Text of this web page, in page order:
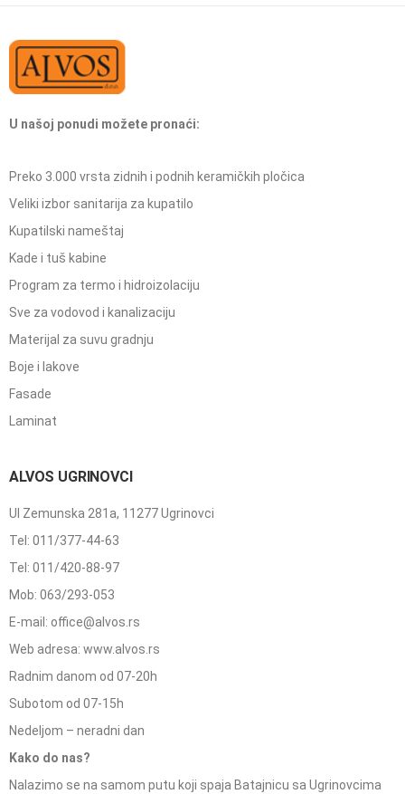
U našoj ponudi možete pronaći:
Preko 3.000 vrsta zidnih i podnih keramičkih pločica
Veliki izbor sanitarija za kupatilo
Kupatilski nameštaj
Kade i tuš kabine
Program za termo i hidroizolaciju
Sve za vodovod i kanalizaciju
Materijal za suvu gradnju
Boje i lakove
Fasade
Laminat
ALVOS UGRINOVCI
Ul Zemunska 281a, 11277 Ugrinovci
Tel: 011/377-44-63
Tel: 011/420-88-97
Mob: 063/293-053
E-mail: office@alvos.rs
Web adresa: www.alvos.rs
Radnim danom od 07-20h
Subotom od 07-15h
Nedeljom – neradni dan
Kako do nas?
Nalazimo se na samom putu koji spaja Batajnicu sa Ugrinovcima